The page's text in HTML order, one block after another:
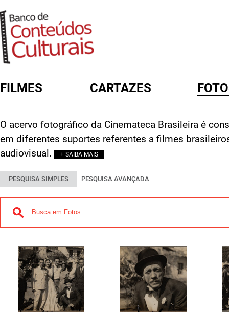
FILMES CARTAZES
O acervo fotográfico da Cinemateca Brasileira é
em diferentes suportes referentes a filmes
audiovisual.
+ SAIBA MAIS
PESQUISA SIMPLES PESQUISA AVANÇADA
FORMULÁRIO DE BUSCA